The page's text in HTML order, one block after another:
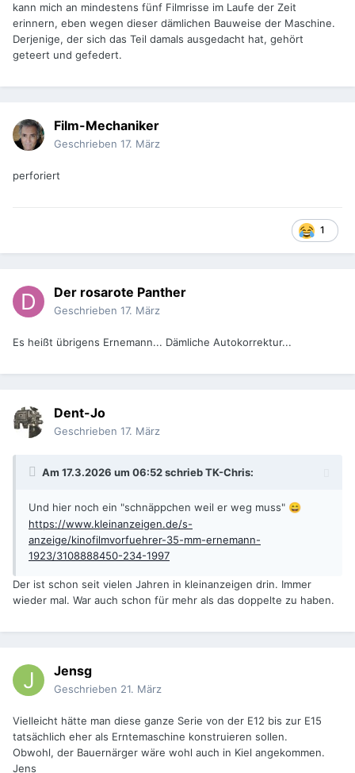
kann mich an mindestens fünf Filmrisse im Laufe der Zeit
erinnern, eben wegen dieser dämlichen Bauweise der Maschine.
Derjenige, der sich das Teil damals ausgedacht hat, gehört
geteert und gefedert.
Film-Mechaniker
Geschrieben 17. März
perforiert
1
Der rosarote Panther
Geschrieben 17. März
Es heißt übrigens Ernemann... Dämliche Autokorrektur...
Dent-Jo
Geschrieben 17. März
Am 17.3.2026 um 06:52 schriebTK-Chris:
Und hier noch ein "schnäppchen weil er weg muss" 😄
https://www.kleinanzeigen.de/s-
anzeige/kinofilmvorfuehrer-35-mm-ernemann-
1923/3108888450-234-1997
Der ist schon seit vielen Jahren in kleinanzeigen drin. Immer
wieder mal. War auch schon für mehr als das doppelte zu haben.
Jensg
Geschrieben 21. März
Vielleicht hätte man diese ganze Serie von der E12 bis zur E15
tatsächlich eher als Erntemaschine konstruieren sollen.
Obwohl, der Bauernärger wäre wohl auch in Kiel angekommen.
Jens